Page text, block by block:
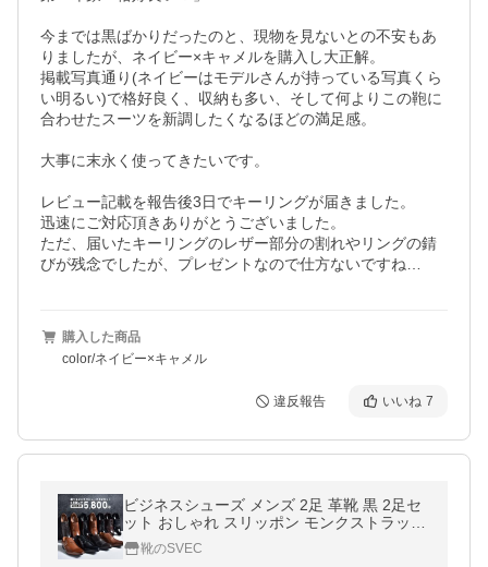
今までは黒ばかりだったのと、現物を見ないとの不安もあ
りましたが、ネイビー×キャメルを購入し大正解。
掲載写真通り(ネイビーはモデルさんが持っている写真くら
い明るい)で格好良く、収納も多い、そして何よりこの鞄に
合わせたスーツを新調したくなるほどの満足感。
大事に末永く使ってきたいです。
レビュー記載を報告後3日でキーリングが届きました。
迅速にご対応頂きありがとうございました。
ただ、届いたキーリングのレザー部分の割れやリングの錆
びが残念でしたが、プレゼントなので仕方ないですね…
購入した商品
color/ネイビー×キャメル
違反報告 いいね 7
ビジネスシューズ メンズ 2足 革靴 黒 2足セ
ット おしゃれ スリッポン モンクストラップ
内羽根 3E ローファー 福袋 安い ロングノー
ズ シューズ 靴 紳士靴 通勤
靴のSVEC